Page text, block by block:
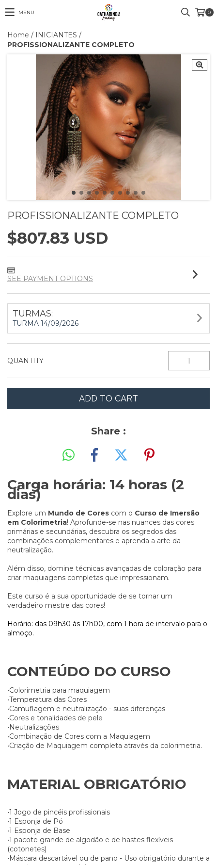
MENU 0
Home / INICIANTES /
PROFISSIONALIZANTE COMPLETO
PROFISSIONALIZANTE COMPLETO
$807.83 USD
SEE PAYMENT OPTIONS
TURMAS:
TURMA 14/09/2026
QUANTITY
Share :
Carga horária: 14 horas (2
dias)
Explore um Mundo de Cores com o Curso de Imersão
em Colorimetria! Aprofunde-se nas nuances das cores
primárias e secundárias, descubra os segredos das
combinações complementares e aprenda a arte da
neutralização.
Além disso, domine técnicas avançadas de coloração para
criar maquiagens completas que impressionam.
Este curso é a sua oportunidade de se tornar um
verdadeiro mestre das cores!
Horário: das 09h30 às 17h00, com 1 hora de intervalo para o
almoço.
CONTEÚDO DO CURSO
•Colorimetria para maquiagem
•Temperatura das Cores
•Camuflagem e neutralização - suas diferenças
•Cores e tonalidades de pele
•Neutralizações
•Combinação de Cores com a Maquiagem
•Criação de Maquiagem completa através da colorimetria.
MATERIAL OBRIGATÓRIO
•1 Jogo de pincéis profissionais
•1 Esponja de Pó
•1 Esponja de Base
•1 pacote grande de algodão e de hastes flexíveis
(cotonetes)
•Máscara descartável ou de pano - Uso obrigatório durante a